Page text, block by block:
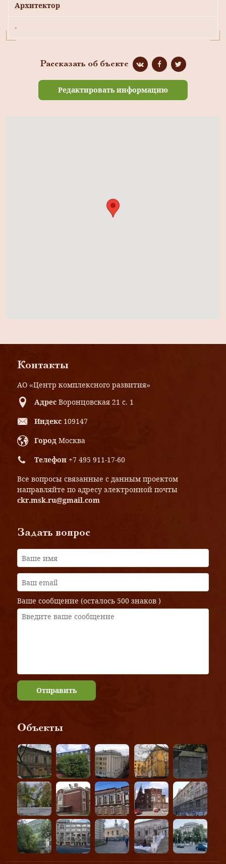
Архитектор
-
Рассказать об бъекте
Редактировать информацию
Контакты
АО «Центр комплексного развития»
Адрес Воронцовская 21 с. 1
Индекс 109147
Город Москва
Телефон +7 495 911-17-60
Все вопросы связанные с данным проектом
направляйте по адресу электронной почты
ckr.msk.ru@gmail.com
Задать вопрос
Ваше сообщение (осталось 500 знаков )
Отправить
Объекты